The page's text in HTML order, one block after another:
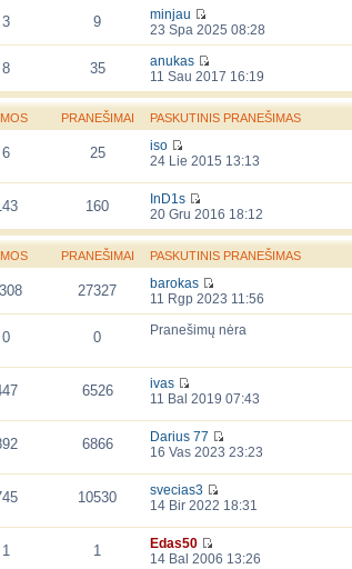
3 9
minjau
23 Spa 2025 08:28
8 35
anukas
11 Sau 2017 16:19
PRANEŠIMAI PASKUTINIS PRANEŠIMAS
6 25
iso
24 Lie 2015 13:13
160
InD1s
20 Gru 2016 18:12
PRANEŠIMAI PASKUTINIS PRANEŠIMAS
27327
barokas
11 Rgp 2023 11:56
0 0 Pranešimų nėra
6526
ivas
11 Bal 2019 07:43
6866
Darius 77
16 Vas 2023 23:23
10530
svecias3
14 Bir 2022 18:31
1 1
Edas50
14 Bal 2006 13:26